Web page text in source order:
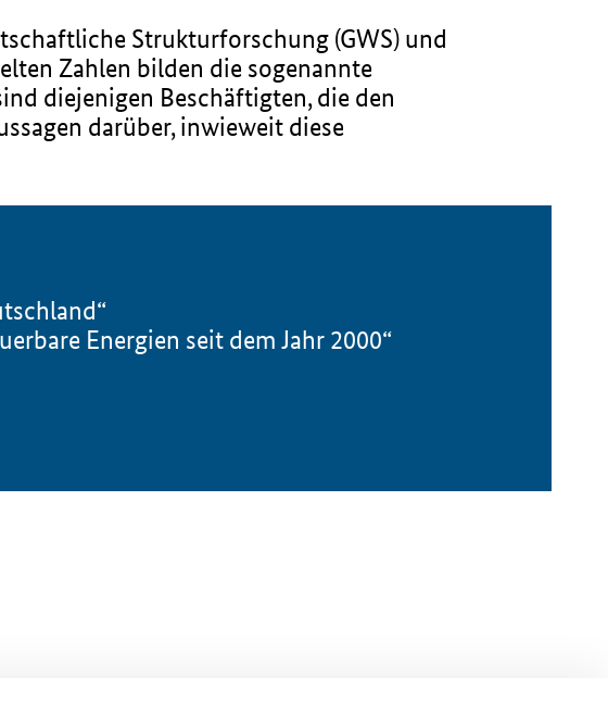
Strukturforschung (GWS) und
Zahlen bilden die sogenannte
diejenigen Beschäftigten, die den
darüber, inwieweit diese
Energien seit dem Jahr 2000“